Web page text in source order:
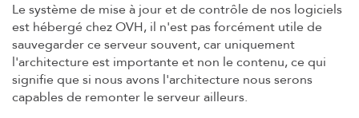
Le système de mise à jour et de contrôle de nos logiciels
est hébergé chez OVH, il n'est pas forcément utile de
sauvegarder ce serveur souvent, car uniquement
l'architecture est importante et non le contenu, ce qui
signifie que si nous avons l'architecture nous serons
capables de remonter le serveur ailleurs.